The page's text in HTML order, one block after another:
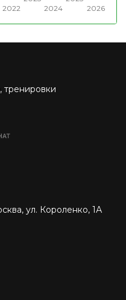
2022
2024
2026
тренировки
ул. Короленко, 1А